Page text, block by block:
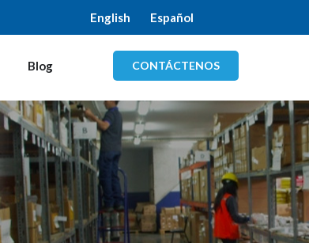
English Español
Blog CONTÁCTENOS